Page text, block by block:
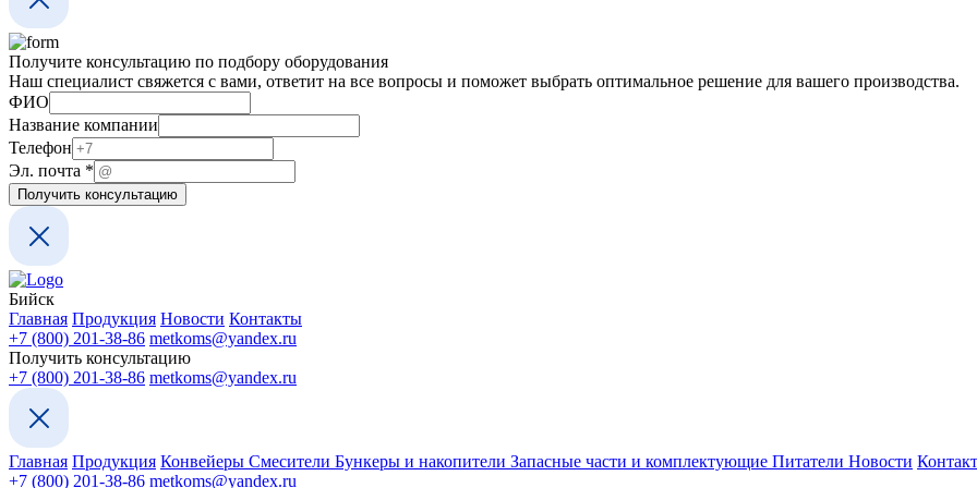
Получите консультацию по подбору оборудования
Наш специалист свяжется с вами, ответит на все вопросы и поможет выбрать оптимальное решение для вашего производства.
компании
почта
Название
ФИО
Название компании
Телефон
Эл. почта *
Получить консультацию
Бийск
Главная Продукция Новости Контакты
+7 (800) 201-38-86 metkoms@yandex.ru
Получить консультацию
+7 (800) 201-38-86 metkoms@yandex.ru
Главная Продукция Конвейеры Смесители Бункеры и накопители Запасные части и комплектующие Питатели Новости
+7 (800) 201-38-86 metkoms@yandex.ru